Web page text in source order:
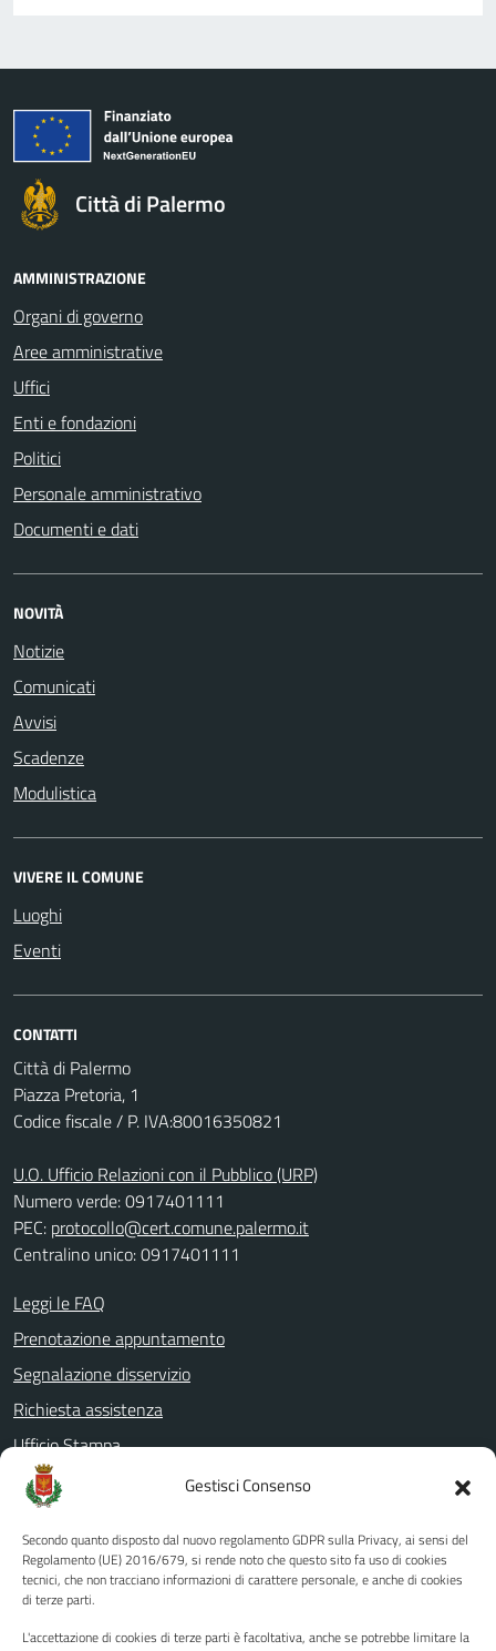
Gestisci Consenso
Secondo quanto disposto dal nuovo regolamento GDPR sulla Privacy, ai sensi del
Regolamento (UE) 2016/679, si rende noto che questo sito fa uso di cookies
tecnici, che non tracciano informazioni di carattere personale, e anche di cookies
di terze parti.
L'accettazione di cookies di terze parti è facoltativa, anche se potrebbe limitare la
Città di Palermo
AMMINISTRAZIONE
Organi di governo
Aree amministrative
Uffici
Enti e fondazioni
Politici
Personale amministrativo
Documenti e dati
NOVITÀ
Notizie
Comunicati
Avvisi
Scadenze
Modulistica
VIVERE IL COMUNE
Luoghi
Eventi
CONTATTI
Città di Palermo
Piazza Pretoria, 1
Codice fiscale / P. IVA:80016350821
U.O. Ufficio Relazioni con il Pubblico (URP)
Numero verde: 0917401111
PEC: protocollo@cert.comune.palermo.it
Centralino unico: 0917401111
Leggi le FAQ
Prenotazione appuntamento
Segnalazione disservizio
Richiesta assistenza
Ufficio Stampa
Amministrazione Trasparente
Albo pretorio
Informativa privacy
Note legali